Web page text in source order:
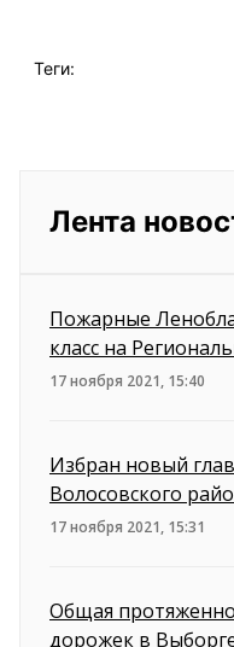
Теги:
Лента
Пожарные
класс на
17 ноября 2021, 15:40
Избран новый
Волосовского
17 ноября 2021, 15:31
Общая
дорожек в